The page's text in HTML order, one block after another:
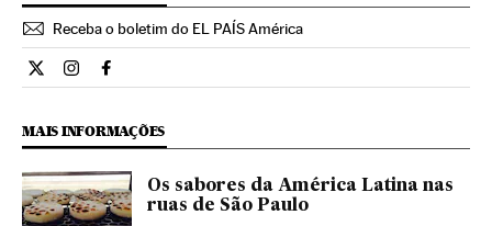
Receba o boletim do EL PAÍS América
Cultura El País Brasil en Twitter
Cultura El País Brasil en Instagram
Cultura El País Brasil en Facebook
MAIS INFORMAÇÕES
Os sabores da América Latina nas
ruas de São Paulo